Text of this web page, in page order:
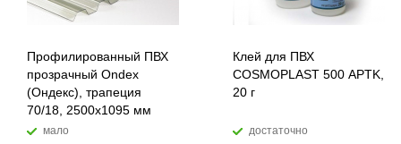
Профилированный ПВХ
прозрачный Ondex
(Ондекс), трапеция
70/18, 2500х1095 мм
мало
Клей для ПВХ
COSMOPLAST 500 APTK,
20 г
достаточно